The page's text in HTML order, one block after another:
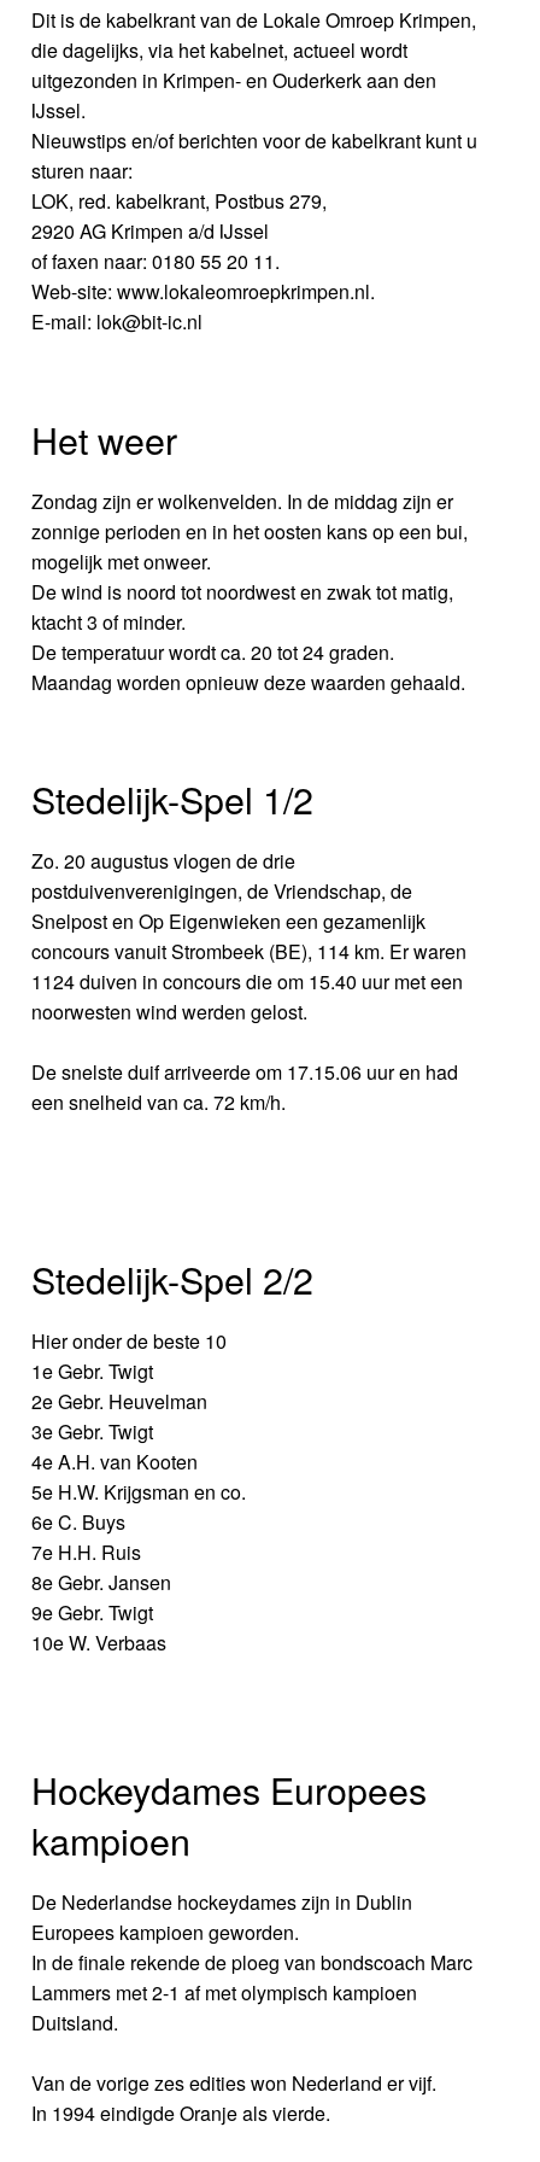
Dit is de kabelkrant van de Lokale Omroep Krimpen,
die dagelijks, via het kabelnet, actueel wordt
uitgezonden in Krimpen- en Ouderkerk aan den
IJssel.
Nieuwstips en/of berichten voor de kabelkrant kunt u
sturen naar:
LOK, red. kabelkrant, Postbus 279,
2920 AG Krimpen a/d IJssel
of faxen naar: 0180 55 20 11.
Web-site: www.lokaleomroepkrimpen.nl.
E-mail: lok@bit-ic.nl
Het weer
Zondag zijn er wolkenvelden. In de middag zijn er
zonnige perioden en in het oosten kans op een bui,
mogelijk met onweer.
De wind is noord tot noordwest en zwak tot matig,
ktacht 3 of minder.
De temperatuur wordt ca. 20 tot 24 graden.
Maandag worden opnieuw deze waarden gehaald.
Stedelijk-Spel 1/2
Zo. 20 augustus vlogen de drie
postduivenverenigingen, de Vriendschap, de
Snelpost en Op Eigenwieken een gezamenlijk
concours vanuit Strombeek (BE), 114 km. Er waren
1124 duiven in concours die om 15.40 uur met een
noorwesten wind werden gelost.
De snelste duif arriveerde om 17.15.06 uur en had
een snelheid van ca. 72 km/h.
Stedelijk-Spel 2/2
Hier onder de beste 10
1e Gebr. Twigt
2e Gebr. Heuvelman
3e Gebr. Twigt
4e A.H. van Kooten
5e H.W. Krijgsman en co.
6e C. Buys
7e H.H. Ruis
8e Gebr. Jansen
9e Gebr. Twigt
10e W. Verbaas
Hockeydames Europees
kampioen
De Nederlandse hockeydames zijn in Dublin
Europees kampioen geworden.
In de finale rekende de ploeg van bondscoach Marc
Lammers met 2-1 af met olympisch kampioen
Duitsland.
Van de vorige zes edities won Nederland er vijf.
In 1994 eindigde Oranje als vierde.